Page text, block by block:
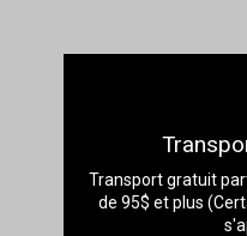
Transport gratuit
de 95$ et plus